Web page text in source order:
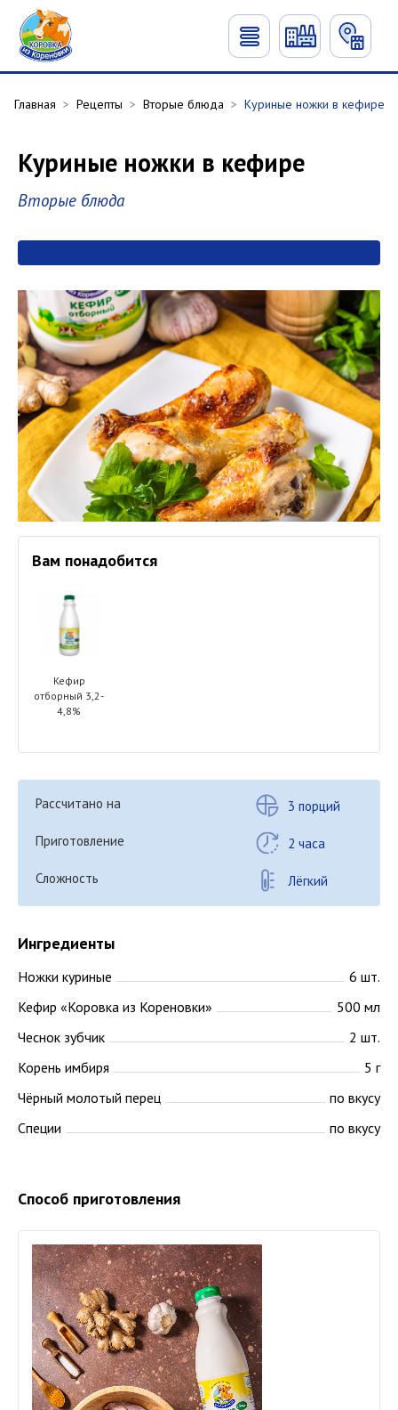
Главная > Рецепты > Вторые блюда > Куриные ножки в кефире
Куриные ножки в кефире
Вторые блюда
Вам понадобится
Кефир
отборный 3,2-
4,8%
Рассчитано на 3 порций
Приготовление 2 часа
Сложность Лёгкий
Ингредиенты
Ножки куриные
6 шт.
Кефир «Коровка из Кореновки»
500 мл
Чеснок зубчик
2 шт.
Корень имбиря
5 г
Чёрный молотый перец
по вкусу
Специи
по вкусу
Способ приготовления